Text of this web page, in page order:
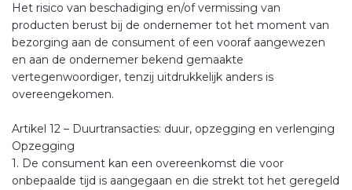
Het risico van beschadiging en/of vermissing van
producten berust bij de ondernemer tot het moment van
bezorging aan de consument of een vooraf aangewezen
en aan de ondernemer bekend gemaakte
vertegenwoordiger, tenzij uitdrukkelijk anders is
overeengekomen.
Artikel 12 – Duurtransacties: duur, opzegging en verlenging
Opzegging
1. De consument kan een overeenkomst die voor
onbepaalde tijd is aangegaan en die strekt tot het geregeld